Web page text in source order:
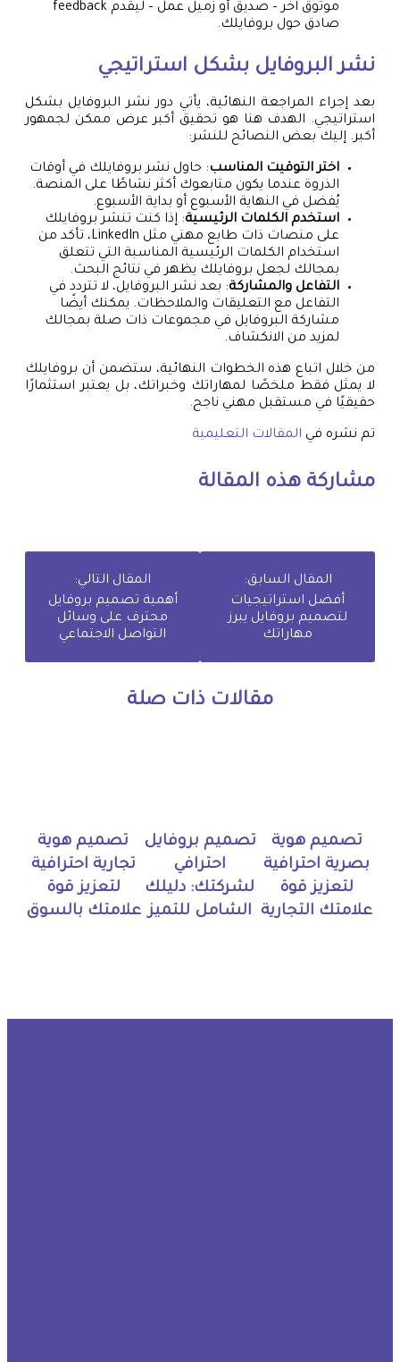
موثوق آخر – صديق أو زميل عمل – ليقدم feedback
صادق حول بروفايلك.
نشر البروفايل بشكل استراتيجي
بعد إجراء المراجعة النهائية، يأتي دور نشر البروفايل بشكل
استراتيجي. الهدف هنا هو تحقيق أكبر عرض ممكن لجمهور
أكبر. إليك بعض النصائح للنشر:
اختر التوقيت المناسب: حاول نشر بروفايلك في أوقات
الذروة عندما يكون متابعوك أكثر نشاطًا على المنصة.
يُفضل في النهاية الأسبوع أو بداية الأسبوع.
استخدم الكلمات الرئيسية: إذا كنت تنشر بروفايلك
على منصات ذات طابع مهني مثل LinkedIn، تأكد من
استخدام الكلمات الرئيسية المناسبة التي تتعلق
بمجالك لجعل بروفايلك يظهر في نتائج البحث.
التفاعل والمشاركة: بعد نشر البروفايل، لا تتردد في
التفاعل مع التعليقات والملاحظات. يمكنك أيضًا
مشاركة البروفايل في مجموعات ذات صلة بمجالك
لمزيد من الانكشاف.
من خلال اتباع هذه الخطوات النهائية، ستضمن أن بروفايلك
لا يمثل فقط ملخصًا لمهاراتك وخبراتك، بل يعتبر استثمارًا
حقيقيًا في مستقبل مهني ناجح.
تم نشره في المقالات التعليمية
مشاركة هذه المقالة
المقال السابق:
أفضل استراتيجيات
لتصميم بروفايل يبرز
مهاراتك
المقال التالي:
أهمية تصميم بروفايل
محترف على وسائل
التواصل الاجتماعي
مقالات ذات صلة
تصميم هوية
بصرية احترافية
لتعزيز قوة
علامتك التجارية
تصميم بروفايل
احترافي
لشركتك: دليلك
الشامل للتميز
تصميم هوية
تجارية احترافية
لتعزيز قوة
علامتك بالسوق